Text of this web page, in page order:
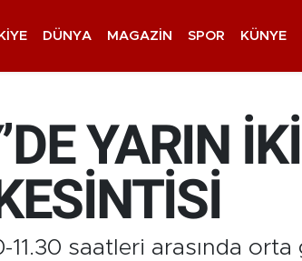
DÜNYA MAGAZIN SPOR KÜNYE
YARIN
11.30 saatleri arasında